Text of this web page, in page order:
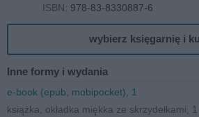
ISBN: 978-83-8330887-6
wybierz księgarnię i
Inne formy i wydania
e-book (epub, mobipocket), 1
książka, okładka miękka ze skrzydełkami, 1